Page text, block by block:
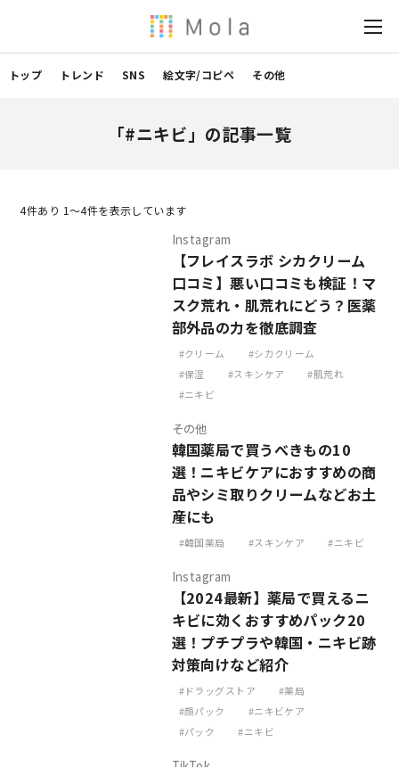
トップ トレンド SNS 絵文字/コピペ その他
「#ニキビ」の記事一覧
4件あり 1〜4件を表示しています
Instagram
【フレイスラボ シカクリーム
口コミ】悪い口コミも検証！マ
スク荒れ・肌荒れにどう？医薬
部外品の力を徹底調査
クリーム
シカクリーム
保湿
スキンケア
肌荒れ
ニキビ
その他
韓国薬局で買うべきもの10
選！ニキビケアにおすすめの商
品やシミ取りクリームなどお土
産にも
韓国薬局 スキンケア ニキビ
Instagram
【2024最新】薬局で買えるニ
キビに効くおすすめパック20
選！プチプラや韓国・ニキビ跡
対策向けなど紹介
ドラッグストア
薬局
顔パック
ニキビケア
パック
ニキビ